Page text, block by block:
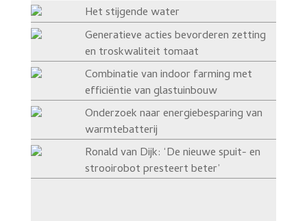
Het stijgende water
Generatieve acties bevorderen zetting
en troskwaliteit tomaat
Combinatie van indoor farming met
efficiëntie van glastuinbouw
Onderzoek naar energiebesparing van
warmtebatterij
Ronald van Dijk: ‘De nieuwe spuit- en
strooirobot presteert beter’